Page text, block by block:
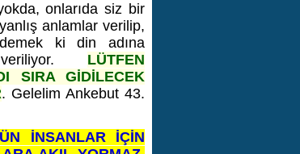
onlarıda siz bir
anlamlar verilip,
ki din adına
veriliyor. LÜTFEN
SIRA GİDİLECEK
. Gelelim Ankebut 43.
İNSANLAR İÇİN